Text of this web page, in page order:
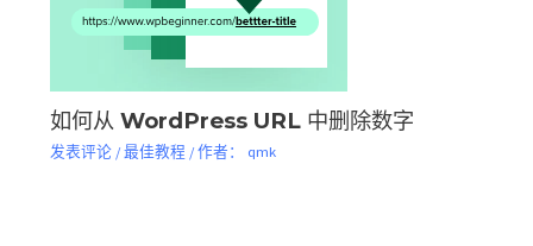
如何从 WordPress URL 中删除数字
发表评论 /最佳教程 / 作者： qmk